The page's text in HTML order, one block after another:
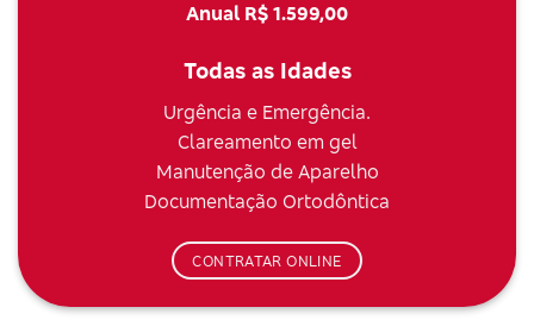
Anual R$ 1.599,00
Todas as Idades
Urgência e Emergência.
Clareamento em gel
Manutenção de Aparelho
Documentação Ortodôntica
CONTRATAR ONLINE